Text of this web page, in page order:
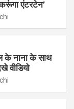
एंटरटेन’
नाना के साथ
वीडियो